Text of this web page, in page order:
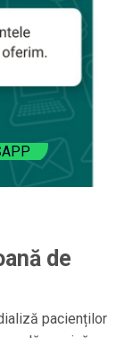
de
pacienților